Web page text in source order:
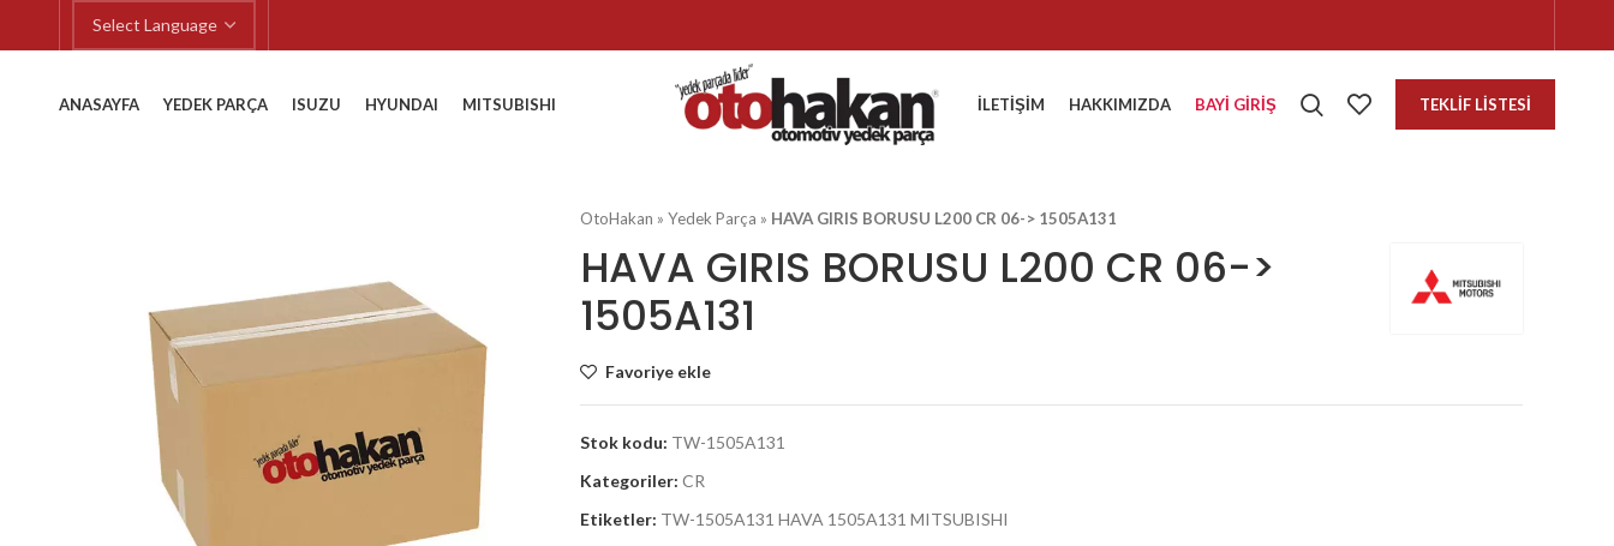
ANASAYFA YEDEK PARÇA ISUZU HYUNDAI MITSUBISHI İLETIŞIM HAKKIMIZDA BAYI GIRIŞ TEKLIF LISTESI
OtoHakan »Yedek Parça » HAVA GIRIS BORUSU L200 CR 06-> 1505A131
HAVA GIRIS BORUSU L200 CR 06->
1505A131
Favoriye ekle
Stok kodu: TW-1505A131
Kategoriler: CR
Etiketler: TW-1505A131 HAVA 1505A131 MITSUBISHI